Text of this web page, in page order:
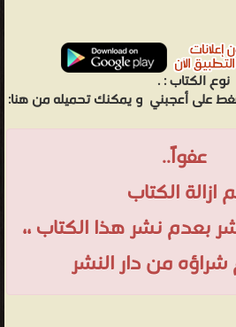
نوع الكتاب :.
على أعجبني و يمكنك تحميله من هنا:
عفواً..
ازالة الكتاب
بعدم نشر هذا الكتاب ،،
من دار النشر